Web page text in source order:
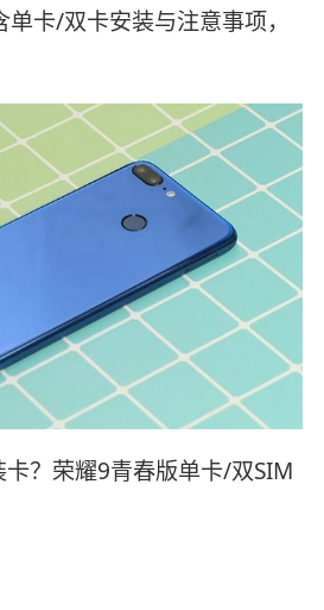
卡/双卡安装与注意事项，
？荣耀9青春版单卡/双SIM